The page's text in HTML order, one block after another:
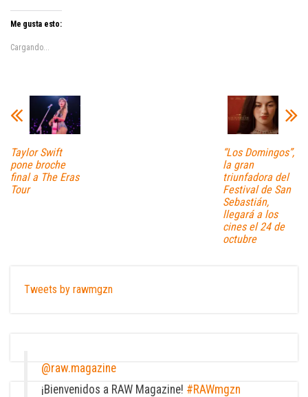
Me gusta esto:
Cargando...
Taylor Swift
pone broche
final a The Eras
Tour
“Los Domingos”,
la gran
triunfadora del
Festival de San
Sebastián,
llegará a los
cines el 24 de
octubre
Tweets by rawmgzn
@raw.magazine
¡Bienvenidos a RAW Magazine! #RAWmgzn